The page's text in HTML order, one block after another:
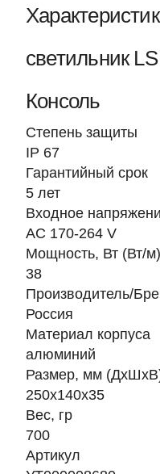
светильник
Консоль
Степень защиты
IP 67
Гарантийный срок
5 лет
Входное
AC 170-264 V
Мощность, Вт (Вт/м)
38
Производитель/
Россия
Материал корпуса
алюминий
Размер, мм
250х140х35
Вес, гр
700
Артикул